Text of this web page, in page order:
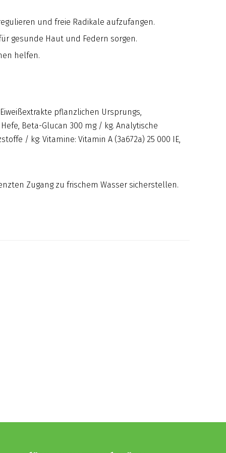
und freie Radikale aufzufangen.
gesunde Haut und Federn sorgen.
helfen.
pflanzlichen Ursprungs,
Beta-Glucan 300 mg / kg. Analytische
/ kg: Vitamine: Vitamin A (3a672a) 25 000 IE,
Zugang zu frischem Wasser sicherstellen.